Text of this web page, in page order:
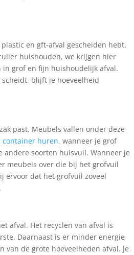
en gft-afval gescheiden hebt.
huishouden, we krijgen hier
in grof en fijn huishoudelijk afval.
blijft je hoeveelheid
past. Meubels vallen onder deze
container huren, wanneer je grof
soorten huisvuil. Wanneer je
meubels over die bij het grofvuil
ervoor dat het grofvuil zoveel
afval. Het recyclen van afval is
Daarnaast is er minder energie
de grote hoeveelheden afval. Je